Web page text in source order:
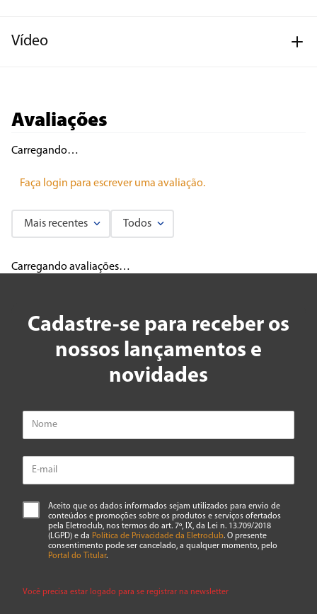
Vídeo
Avaliações
Carregando…
Faça login para escrever uma avaliação.
Mais recentes Todos
Carregando avaliações…
Cadastre-se para receber os
nossos lançamentos e
novidades
Aceito que os dados informados sejam utilizados para envio de
conteúdos e promoções sobre os produtos e serviços ofertados
pela Eletroclub, nos termos do art. 7º, IX, da Lei n. 13.709/2018
(LGPD) e da Política de Privacidade da Eletroclub. O presente
consentimento pode ser cancelado, a qualquer momento, pelo
Portal do Titular.
Você precisa estar logado para se registrar na newsletter